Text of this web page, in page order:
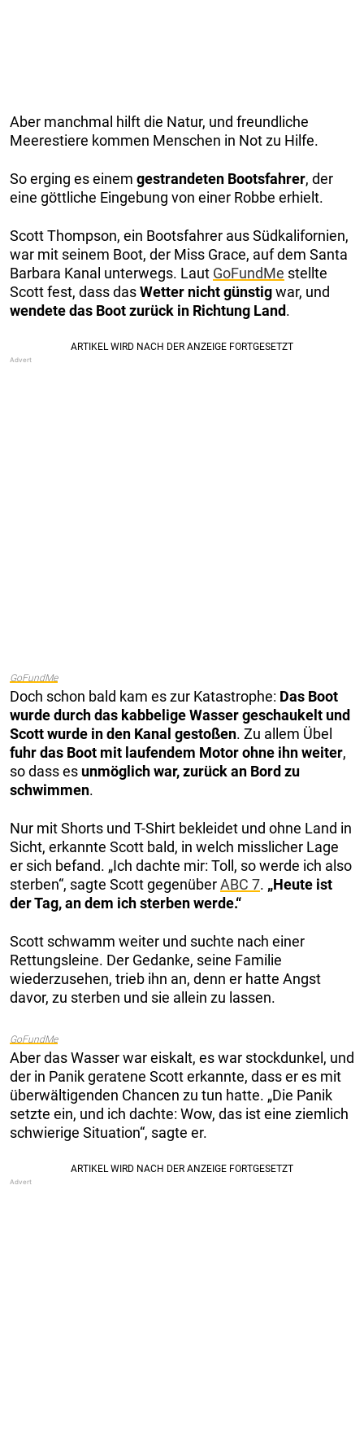
Aber manchmal hilft die Natur, und freundliche
Meerestiere kommen Menschen in Not zu Hilfe.
So erging es einem gestrandeten Bootsfahrer, der
eine göttliche Eingebung von einer Robbe erhielt.
Scott Thompson, ein Bootsfahrer aus Südkalifornien,
war mit seinem Boot, der Miss Grace, auf dem Santa
Barbara Kanal unterwegs. Laut GoFundMe stellte
Scott fest, dass dasWetter nicht günstigwar, und
wendete das Boot zurück in Richtung Land.
GoFundMe
Doch schon bald kam es zur Katastrophe: Das Boot
wurde durch das kabbelige Wasser geschaukelt und
Scott wurde in den Kanal gestoßen. Zu allem Übel
fuhr das Boot mit laufendem Motor ohne ihn weiter,
so dass es unmöglich war, zurück an Bord zu
schwimmen.
Nur mit Shorts und T-Shirt bekleidet und ohne Land in
Sicht, erkannte Scott bald, in welch misslicher Lage
er sich befand. „Ich dachte mir: Toll, so werde ich also
sterben“, sagte Scott gegenüberABC 7. „Heute ist
der Tag, an dem ich sterben werde.“
Scott schwamm weiter und suchte nach einer
Rettungsleine. Der Gedanke, seine Familie
wiederzusehen, trieb ihn an, denn er hatte Angst
davor, zu sterben und sie allein zu lassen.
GoFundMe
Aber das Wasser war eiskalt, es war stockdunkel, und
der in Panik geratene Scott erkannte, dass er es mit
überwältigenden Chancen zu tun hatte. „Die Panik
setzte ein, und ich dachte: Wow, das ist eine ziemlich
schwierige Situation“, sagte er.